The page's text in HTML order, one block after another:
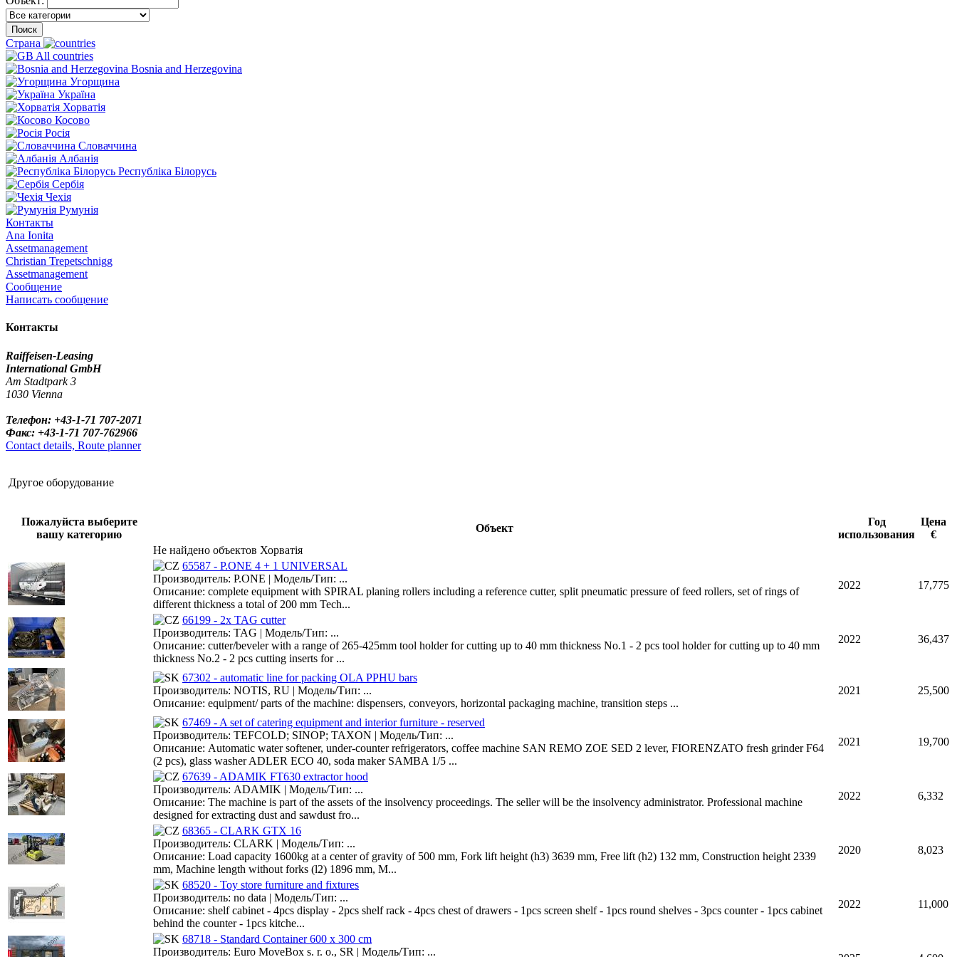
Поиск
Страна
All countries
Bosnia and Herzegovina
Угорщина
Україна
Хорватія
Косово
Росія
Словаччина
Албанія
Республіка Білорусь
Сербія
Чехія
Румунія
Контакты
Ana Ionita
Assetmanagement
Christian Trepetschnigg
Assetmanagement
Сообщение
Написать сообщение
Контакты
Raiffeisen-Leasing
International GmbH
Am Stadtpark 3
1030 Vienna
Телефон: +43-1-71 707-2071
Факс: +43-1-71 707-762966
Contact details, Route planner
Другое оборудование
Пожалуйста выберите
вашу категорию
Объект
Год
использования
Цена
€
Не найдено объектов Хорватія
65587 - P.ONE 4 + 1 UNIVERSAL
Производитель: P.ONE | Модель/Тип: ...
Описание: complete equipment with SPIRAL planing rollers including a reference cutter, split pneumatic pressure of feed rollers, set of rings of
different thickness a total of 200 mm Tech...
2022 17,775
66199 - 2x TAG cutter
Производитель: TAG | Модель/Тип: ...
Описание: cutter/beveler with a range of 265-425mm tool holder for cutting up to 40 mm thickness No.1 - 2 pcs tool holder for cutting up to 40 mm
thickness No.2 - 2 pcs cutting inserts for ...
2022 36,437
67302 - automatic line for packing OLA PPHU bars
Производитель: NOTIS, RU | Модель/Тип: ...
Описание: equipment/ parts of the machine: dispensers, conveyors, horizontal packaging machine, transition steps ...
2021 25,500
67469 - A set of catering equipment and interior furniture - reserved
Производитель: TEFCOLD; SINOP; TAXON | Модель/Тип: ...
Описание: Automatic water softener, under-counter refrigerators, coffee machine SAN REMO ZOE SED 2 lever, FIORENZATO fresh grinder F64
(2 pcs), glass washer ADLER ECO 40, soda maker SAMBA 1/5 ...
2021 19,700
67639 - ADAMIK FT630 extractor hood
Производитель: ADAMIK | Модель/Тип: ...
Описание: The machine is part of the assets of the insolvency proceedings. The seller will be the insolvency administrator. Professional machine
designed for extracting dust and sawdust fro...
2022 6,332
68365 - CLARK GTX 16
Производитель: CLARK | Модель/Тип: ...
Описание: Load capacity 1600kg at a center of gravity of 500 mm, Fork lift height (h3) 3639 mm, Free lift (h2) 132 mm, Construction height 2339
mm, Machine length without forks (l2) 1896 mm, M...
2020 8,023
68520 - Toy store furniture and fixtures
Производитель: no data | Модель/Тип: ...
Описание: shelf cabinet - 4pcs display - 2pcs shelf rack - 4pcs chest of drawers - 1pcs screen shelf - 1pcs round shelves - 3pcs counter - 1pcs cabinet
behind the counter - 1pcs kitche...
2022 11,000
68718 - Standard Container 600 x 300 cm
Производитель: Euro MoveBox s. r. o., SR | Модель/Тип: ...